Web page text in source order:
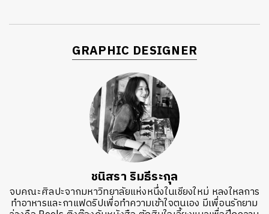
GRAPHIC DESIGNER
ชนิสรา ริมธีระกุล
จบคณะศิลปะจากมหาวิทยาลัยแห่งหนึ่งในเชียงใหม่ หลงใหลการ
ทำอาหารและกาแฟดริปเพื่อทำความเข้าใจตนเอง มีเพื่อนรักยาม